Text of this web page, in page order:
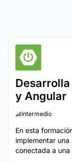
y Angular
Intermedio
En esta
implementar
conectada a una